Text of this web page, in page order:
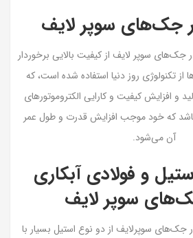
جک‌های سوپر لایف
جک‌های سوپر لایف از کیفیت بالایی برخوردار
از تکنولوژی روز دنیا استفاده شده است، که
و افزایش کیفیت و کارایی الکتروموتورهای
که خود موجب افزایش قدرت و طول عمر
آن می‌شود.
و فولادی آبکاری
سوپر لایف
سوپرلایف از دو نوع استیل بسیار با